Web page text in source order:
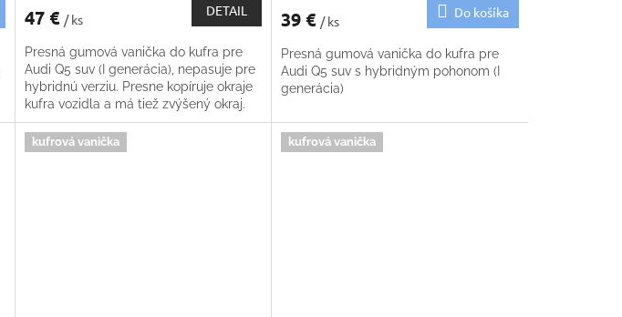
47 € / ks
DETAIL
Presná gumová vanička do kufra pre
Audi Q5 suv (I generácia), nepasuje pre
hybridnú verziu. Presne kopíruje okraje
kufra vozidla a má tiež zvýšený okraj.
Protišmyková celá ložná plocha
39 € / ks
Do košíka
Presná gumová vanička do kufra pre
Audi Q5 suv s hybridným pohonom (I
generácia)
kufrová vanička kufrová vanička